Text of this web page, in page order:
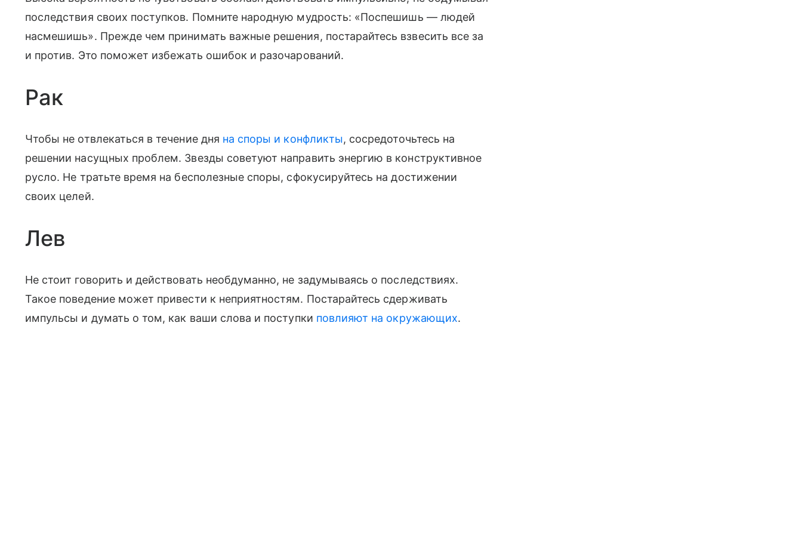
последствия своих поступков. Помните народную мудрость: «Поспешишь — людей
насмешишь». Прежде чем принимать важные решения, постарайтесь взвесить все за
и против. Это поможет избежать ошибок и разочарований.
Рак
Чтобы не отвлекаться в течение дня на споры и конфликты, сосредоточьтесь на
решении насущных проблем. Звезды советуют направить энергию в конструктивное
русло. Не тратьте время на бесполезные споры, сфокусируйтесь на достижении
своих целей.
Лев
Не стоит говорить и действовать необдуманно, не задумываясь о последствиях.
Такое поведение может привести к неприятностям. Постарайтесь сдерживать
импульсы и думать о том, как ваши слова и поступки повлияют на окружающих.